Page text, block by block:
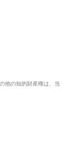
他の知的財産権は、当